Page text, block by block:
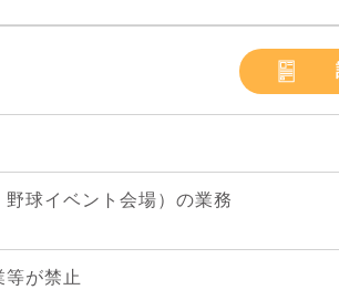
球イベント会場）の業務
が禁止